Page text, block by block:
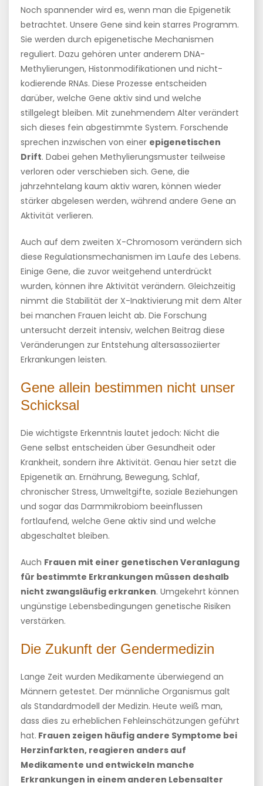
Noch spannender wird es, wenn man die Epigenetik
betrachtet. Unsere Gene sind kein starres Programm.
Sie werden durch epigenetische Mechanismen
reguliert. Dazu gehören unter anderem DNA-
Methylierungen, Histonmodifikationen und nicht-
kodierende RNAs. Diese Prozesse entscheiden
darüber, welche Gene aktiv sind und welche
stillgelegt bleiben. Mit zunehmendem Alter verändert
sich dieses fein abgestimmte System. Forschende
sprechen inzwischen von einer epigenetischen
Drift. Dabei gehen Methylierungsmuster teilweise
verloren oder verschieben sich. Gene, die
jahrzehntelang kaum aktiv waren, können wieder
stärker abgelesen werden, während andere Gene an
Aktivität verlieren.
Auch auf dem zweiten X-Chromosom verändern sich
diese Regulationsmechanismen im Laufe des Lebens.
Einige Gene, die zuvor weitgehend unterdrückt
wurden, können ihre Aktivität verändern. Gleichzeitig
nimmt die Stabilität der X-Inaktivierung mit dem Alter
bei manchen Frauen leicht ab. Die Forschung
untersucht derzeit intensiv, welchen Beitrag diese
Veränderungen zur Entstehung altersassoziierter
Erkrankungen leisten.
Gene allein bestimmen nicht unser
Schicksal
Die wichtigste Erkenntnis lautet jedoch: Nicht die
Gene selbst entscheiden über Gesundheit oder
Krankheit, sondern ihre Aktivität. Genau hier setzt die
Epigenetik an. Ernährung, Bewegung, Schlaf,
chronischer Stress, Umweltgifte, soziale Beziehungen
und sogar das Darmmikrobiom beeinflussen
fortlaufend, welche Gene aktiv sind und welche
abgeschaltet bleiben.
Auch Frauen mit einer genetischen Veranlagung
für bestimmte Erkrankungen müssen deshalb
nicht zwangsläufig erkranken. Umgekehrt können
ungünstige Lebensbedingungen genetische Risiken
verstärken.
Die Zukunft der Gendermedizin
Lange Zeit wurden Medikamente überwiegend an
Männern getestet. Der männliche Organismus galt
als Standardmodell der Medizin. Heute weiß man,
dass dies zu erheblichen Fehleinschätzungen geführt
hat. Frauen zeigen häufig andere Symptome bei
Herzinfarkten, reagieren anders auf
Medikamente und entwickeln manche
Erkrankungen in einem anderen Lebensalter